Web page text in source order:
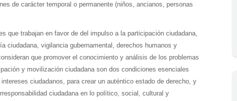
de carácter temporal o permanente (niños, ancianos, personas
que trabajan en favor de del impulso a la participación ciudadana,
ciudadana, vigilancia gubernamental, derechos humanos y
que promover el conocimiento y análisis de los problemas
y movilización ciudadana son dos condiciones esenciales
ciudadanos, para crear un auténtico estado de derecho, y
ciudadana en lo político, social, cultural y